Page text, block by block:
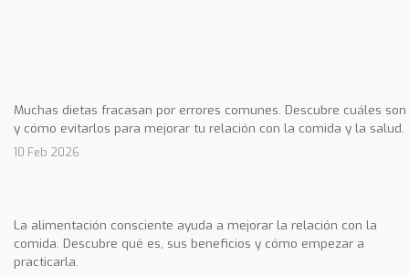
Muchas dietas fracasan por errores comunes. Descubre cuáles son
y cómo evitarlos para mejorar tu relación con la comida y la salud.
10 Feb 2026
La alimentación consciente ayuda a mejorar la relación con la
comida. Descubre qué es, sus beneficios y cómo empezar a
practicarla.